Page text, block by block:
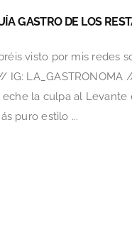
GASTRO DE LOS
visto por mis redes
LA_GASTRONOMA
la culpa al
puro estilo ...